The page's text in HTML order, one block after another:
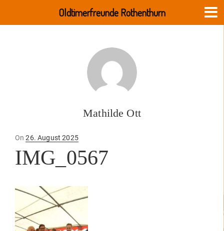
Mathilde Ott
OnPosted
26. August 2025
IMG_0567
Oldtimerfreunde Rothenthurn